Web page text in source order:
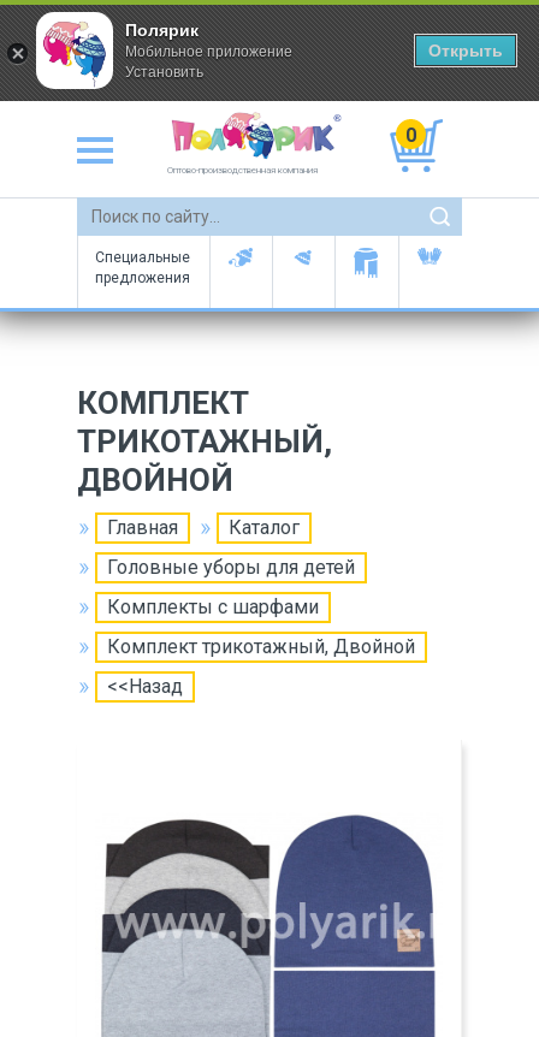
Оптово-производственная компания
0
Специальные
предложения
КОМПЛЕКТ
ТРИКОТАЖНЫЙ,
ДВОЙНОЙ
Главная
Каталог
Головные уборы для детей
Комплекты с шарфами
Комплект трикотажный, Двойной
<<Назад
Полярик
Мобильное приложение
Установить
Открыть